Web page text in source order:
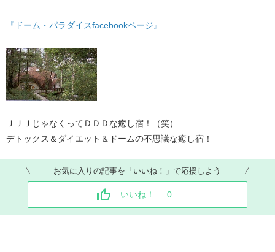
『ドーム・パラダイスfacebookページ』
ＪＪＪじゃなくってＤＤＤな癒し宿！（笑）
デトックス＆ダイエット＆ドームの不思議な癒し宿！
お気に入りの記事を「いいね！」で応援しよう
いいね！ 0